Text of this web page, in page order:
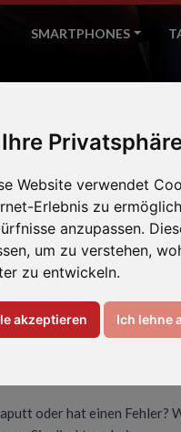
Ihre
Website verwendet
Erlebnis zu
anzupassen.
um zu verstehen,
zu entwickeln.
akzeptieren Ich lehne
SMARTPHONES
oder hat einen Fehler?